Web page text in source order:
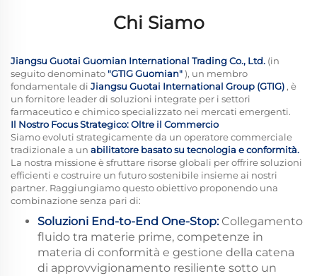
Chi Siamo
Jiangsu Guotai Guomian International Trading Co., Ltd. (in
seguito denominato "GTIG Guomian"), un membro
fondamentale di Jiangsu Guotai International Group (GTIG) , è
un fornitore leader di soluzioni integrate per i settori
farmaceutico e chimico specializzato nei mercati emergenti.
Il Nostro Focus Strategico: Oltre il Commercio
Siamo evoluti strategicamente da un operatore commerciale
tradizionale a un abilitatore basato su tecnologia e conformità.
La nostra missione è sfruttare risorse globali per offrire soluzioni
efficienti e costruire un futuro sostenibile insieme ai nostri
partner. Raggiungiamo questo obiettivo proponendo una
combinazione senza pari di:
Soluzioni End-to-End One-Stop: Collegamento
fluido tra materie prime, competenze in
materia di conformità e gestione della catena
di approvvigionamento resiliente sotto un